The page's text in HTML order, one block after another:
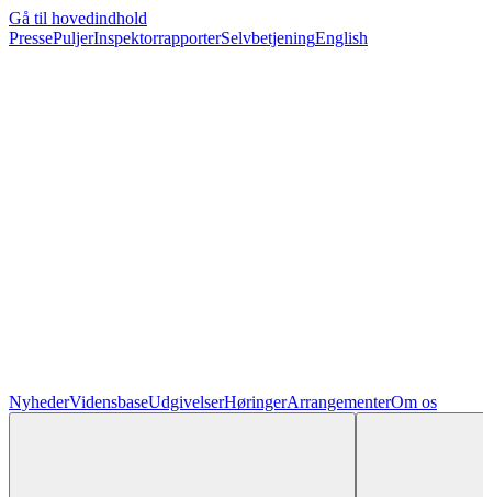
Gå til hovedindhold
PressePuljerInspektorrapporterSelvbetjeningEnglish
NyhederVidensbaseUdgivelserHøringerArrangementerOm os